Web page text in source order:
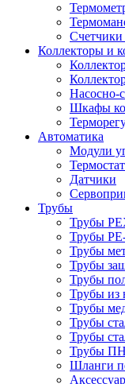
Счетчики
Коллекторы и
Насосно-
Шкафы
Автоматика
Модули
Датчики
Трубы
Трубы
Трубы
Трубы
Трубы
Трубы
Трубы из
Трубы
Трубы
Трубы
Трубы
Шланги